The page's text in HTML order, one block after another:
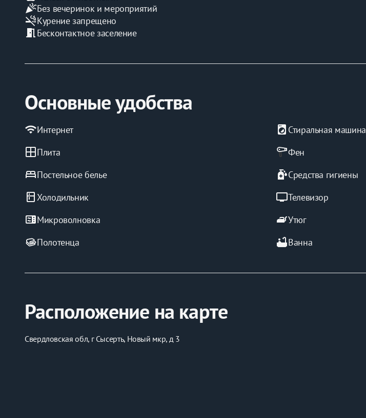
celebrationБез вечеринок и мероприятий
smoke_freeКурение запрещено
meeting_room Бесконтактное заселение
Основные удобства
wifiИнтернет local_laundry_service Стиральная машина
windowПлита Фен
bedПостельное белье sanitizerСредства гигиены
kitchen Холодильник tvТелевизор
microwaveМикроволновка ironУтюг
Полотенца
bathtubВанна
Расположение на карте
Свердловская обл, г Сысерть, Новый мкр, д 3